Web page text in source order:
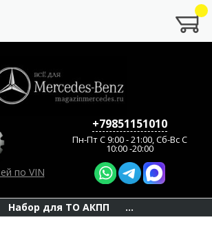
по VIN
+79851151010
Пн-Пт C 9:00 - 21:00, Сб-Вс С
10:00 -20:00
Набор для ТО АКПП ...